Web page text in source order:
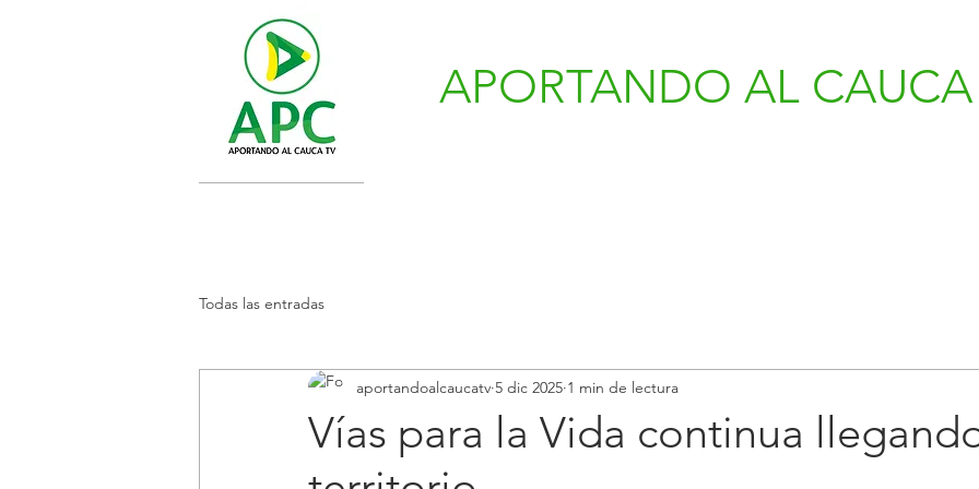
APORTANDO AL CAUCA
Todas las entradas
Vías para la Vida continua
aportandoalcaucatv 5 dic 2025 1 min de lectura